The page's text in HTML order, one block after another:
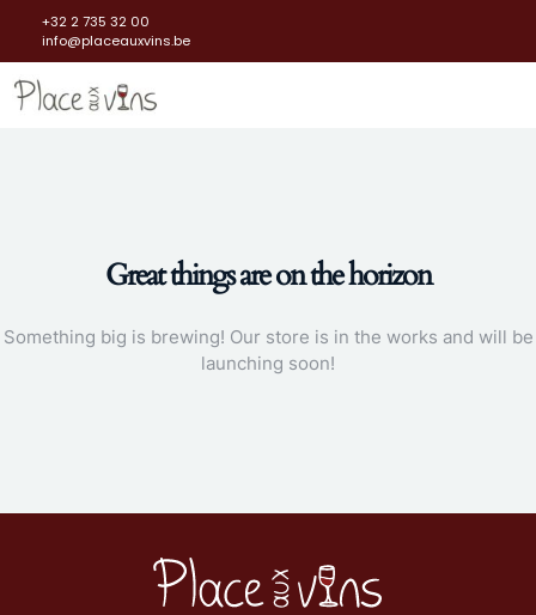
+32 2 735 32 00
info@placeauxvins.be
Great things are on the horizon
Something big is brewing! Our store is in the works and will be
launching soon!